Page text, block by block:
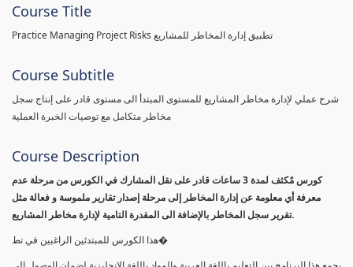
Course Title
Practice Managing Project Risks تطبيق إدارة المخاطر للمشاريع
Course Subtitle
شرح عملي لإدارة مخاطر المشاريع للمستوى المبتدأ الى مستوى قادر على إنتاج سجل
مخاطر متكامل مع توصيات الخبرة العملية
Course Description
كورس مٌكثف لمدة 3 ساعات قادر على نقل المشارك في الكورس من مرحلة عدم
معرفة أي معلومة عن إدارة المخاطر إلى مرحلة إصدار تقارير ملموسة و فعالة مثل
تقرير سجل المخاطر بالإضافة الى المقدرة التامية لإدارة مخاطر المشاريع.
هذا الكورس للمبتدئين الراغبين في تط�